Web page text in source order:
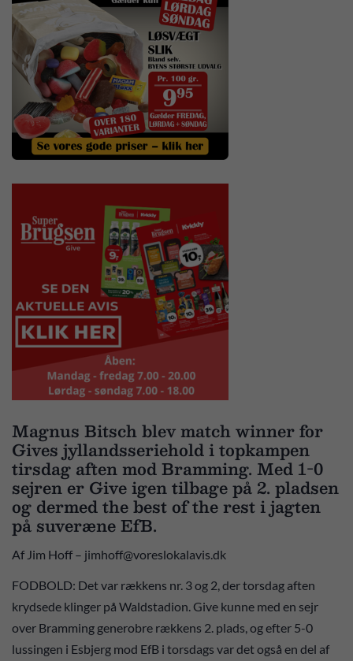
Magnus Bitsch blev match winner for
Gives jyllandsseriehold i topkampen
tirsdag aften mod Bramming. Med 1-0
sejren er Give igen tilbage på 2. pladsen
og dermed the best of the rest i jagten
på suveræne EfB.
Af Jim Hoff – jimhoff@voreslokalavis.dk
FODBOLD: Det var rækkens nr. 3 og 2, der torsdag aften
krydsede klinger på Waldstadion. Give kunne med en sejr
over Bramming generobre rækkens 2. plads, og efter 5-0
lussingen i Esbjerg mod EfB i torsdags var det også en del af